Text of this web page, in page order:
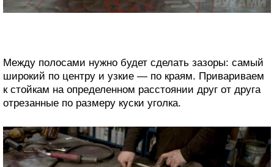
Между полосами нужно будет сделать зазоры: самый
широкий по центру и узкие — по краям. Привариваем
к стойкам на определенном расстоянии друг от друга
отрезанные по размеру куски уголка.